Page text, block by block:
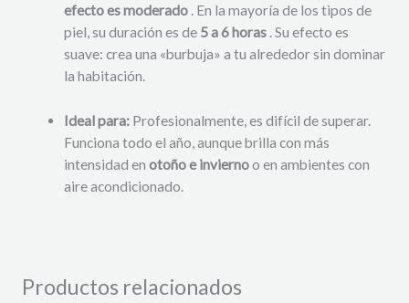
efecto es moderado . En la mayoría de los tipos de
piel, su duración es de 5 a 6 horas . Su efecto es
suave: crea una «burbuja» a tu alrededor sin dominar
la habitación.
Ideal para: Profesionalmente, es difícil de superar.
Funciona todo el año, aunque brilla con más
intensidad enotoño e inviernoo en ambientes con
aire acondicionado.
Productos relacionados